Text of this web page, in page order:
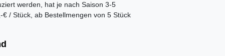
werden, hat je nach Saison 3-5
/ Stück, ab Bestellmengen von 5 Stück